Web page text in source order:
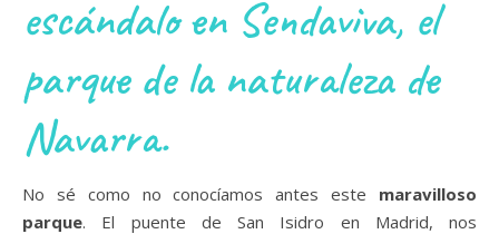
escándalo en Sendaviva, el
parque de la naturaleza de
Navarra.
No sé como no conocíamos antes este maravilloso
parque. El puente de San Isidro en Madrid, nos